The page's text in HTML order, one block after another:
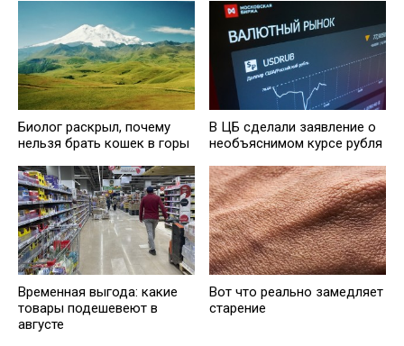
Биолог раскрыл, почему
нельзя брать кошек в горы
В ЦБ сделали заявление о
необъяснимом курсе рубля
Временная выгода: какие
товары подешевеют в
августе
Вот что реально замедляет
старение